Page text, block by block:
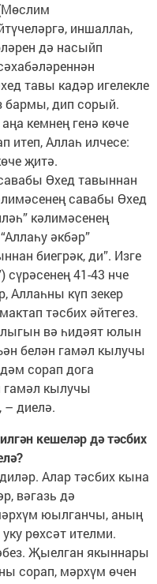
иншаллаһ,
дә насыйп
тавы кадәр игелекле
бармы, дип сорый.
кемнең генә көче
итеп, Аллаһ илчесе:
җитә.
Өхед тавыннан
савабы Өхед
кәлимәсенең
әкбәр”
биегрәк, ди”. Изге
сүрәсенең 41-43 нче
Аллаһны күп зекер
тәсбих әйтегез.
вә һидәят юлын
белән гамәл кылучы
сорап дога
гамәл кылучы
– диелә.
кешеләр дә тәсбих
Алар тәсбих кына
вәгазь дә
юылганчы, аның
рөхсәт ителми.
Җыелган якыннары
сорап, мәрхүм өчен